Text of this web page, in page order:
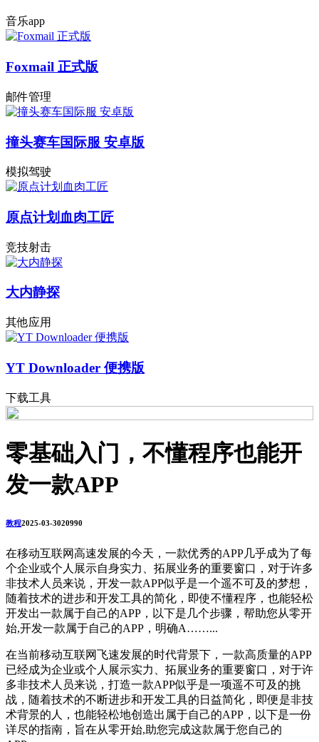
音乐app
Foxmail 正式版
邮件管理
撞头赛车国际服 安卓版
模拟驾驶
原点计划血肉工匠
竞技射击
大内静探
其他应用
YT Downloader 便携版
下载工具
零基础入门，不懂程序也能开
发一款APP
教程2025-03-3020990
在移动互联网高速发展的今天，一款优秀的APP几乎成为了每
个企业或个人展示自身实力、拓展业务的重要窗口，对于许多
非技术人员来说，开发一款APP似乎是一个遥不可及的梦想，
随着技术的进步和开发工具的简化，即使不懂程序，也能轻松
开发出一款属于自己的APP，以下是几个步骤，帮助您从零开
始,开发一款属于自己的APP，明确A……...
在当前移动互联网飞速发展的时代背景下，一款高质量的APP
已经成为企业或个人展示实力、拓展业务的重要窗口，对于许
多非技术人员来说，打造一款APP似乎是一项遥不可及的挑
战，随着技术的不断进步和开发工具的日益简化，即便是非技
术背景的人，也能轻松地创造出属于自己的APP，以下是一份
详尽的指南，旨在从零开始,助您完成这款属于您自己的